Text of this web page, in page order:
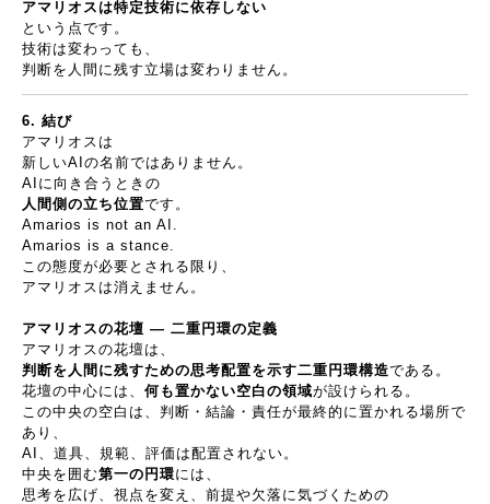
アマリオスは特定技術に依存しない
という点です。
技術は変わっても、
判断を人間に残す立場は変わりません。
6. 結び
アマリオスは
新しいAI の名前ではありません。
AI に向き合うときの
人間側の立ち位置です。
Amarios is not an AI.
Amarios is a stance.
この態度が必要とされる限り、
アマリオスは消えません。
アマリオスの花壇 ― 二重円環の定義
アマリオスの花壇は、
判断を人間に残すための思考配置を示す二重円環構造である。
花壇の中心には、 何も置かない空白の領域が設けられる。
この中央の空白は、判断・結論・責任が最終的に置かれる場所で
あり、
AI 、道具、規範、評価は配置されない。
中央を囲む第一の円環には、
思考を広げ、視点を変え、前提や欠落に気づくための